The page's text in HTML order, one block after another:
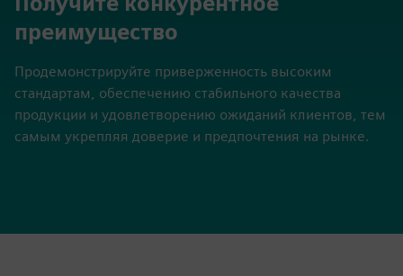
преимущество
Продемонстрируйте приверженность высоким
стандартам, обеспечению стабильного качества
продукции и удовлетворению ожиданий клиентов, тем
самым укрепляя доверие и предпочтения на рынке.